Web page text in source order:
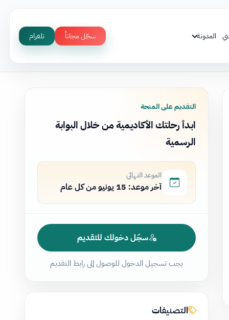
المدونة سجّل مجاناً تلغرام
التقديم على المنحة
ابدأ رحلتك الأكاديمية من خلال البوابة
الرسمية
الموعد النهائي
آخر موعد: 15 يونيو من كل عام
سجّل دخولك للتقديم
يجب تسجيل الدخول للوصول إلى رابط التقديم
التصنيفات